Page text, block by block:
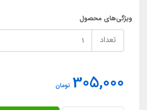
ویژگی‌های محصول
تعداد
305,000 تومان